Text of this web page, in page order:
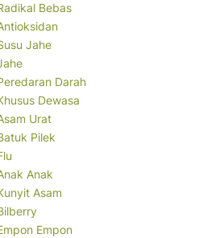
Bebas
Jahe
Darah
Dewasa
Urat
Pilek
Anak
Asam
Empon